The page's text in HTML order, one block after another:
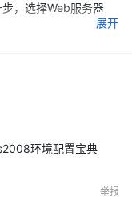
，选择Web服务器
开发程序和ftp服务
选中主机名：如下图
展开
环境配置宝典
举报